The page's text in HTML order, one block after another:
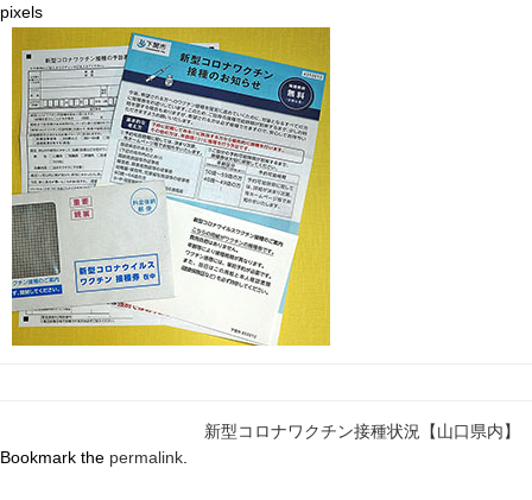
pixels
新型コロナワクチン接種状況【山口県内】
Bookmark the permalink